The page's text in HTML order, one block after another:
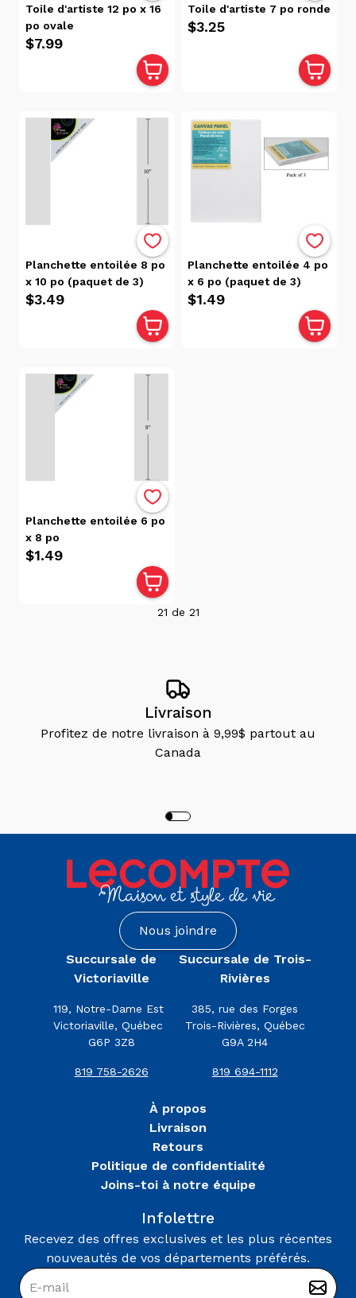
Toile d'artiste 12 po x 16
po ovale
$7.99
Toile d'artiste 7 po ronde
$3.25
Planchette entoilée 8 po
x 10 po (paquet de 3)
$3.49
Planchette entoilée 4 po
x 6 po (paquet de 3)
$1.49
Planchette entoilée 6 po
x 8 po
$1.49
21 de 21
Livraison
Profitez de notre livraison à 9,99$ partout au
Canada
Nous joindre
Succursale de
Victoriaville
119, Notre-Dame Est
Victoriaville, Québec
G6P 3Z8
819 758-2626
Succursale de Trois-
Rivières
385, rue des Forges
Trois-Rivières, Québec
G9A 2H4
819 694-1112
À propos
Livraison
Retours
Politique de confidentialité
Joins-toi à notre équipe
Infolettre
Recevez des offres exclusives et les plus récentes
nouveautés de vos départements préférés.